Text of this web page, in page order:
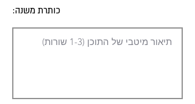
כותרת משנה: